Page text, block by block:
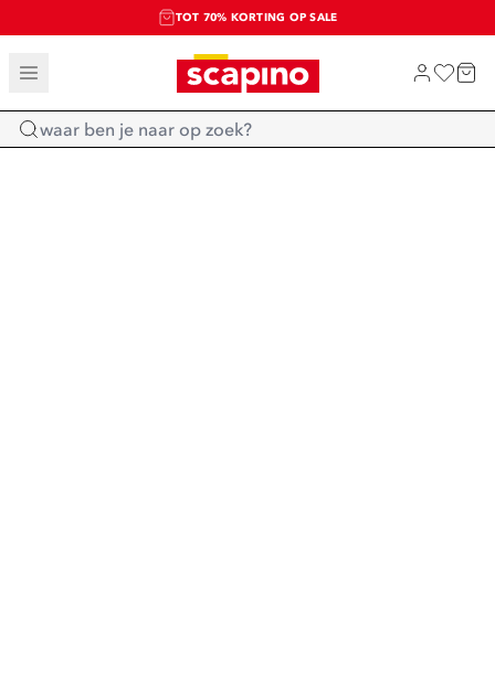
TOT 70% KORTING OP SALE
SALE: LAATSTE KANS!
SHOP NIEUW
Home